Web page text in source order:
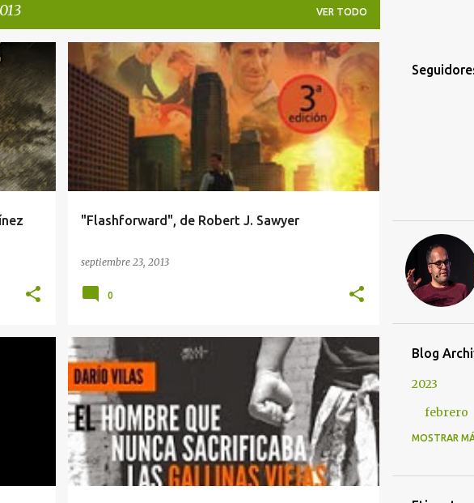
VER TODO
"Flashforward", de Robert J. Sawyer
septiembre 23, 2013
CIENCIA FICCIÓN LIBROS
0
LIBROS OTROS
Blog
2023
febrero
2022
MOSTRAR